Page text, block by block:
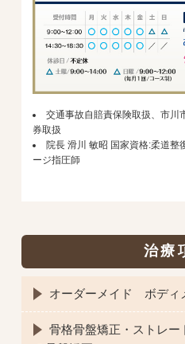
交通事故自賠責保険取扱、市川
券取扱
院長 滑川 敏昭 国家資格:柔道整
ージ指圧師
治療
オーダーメイド ボディ
骨格骨盤矯正・ストレ